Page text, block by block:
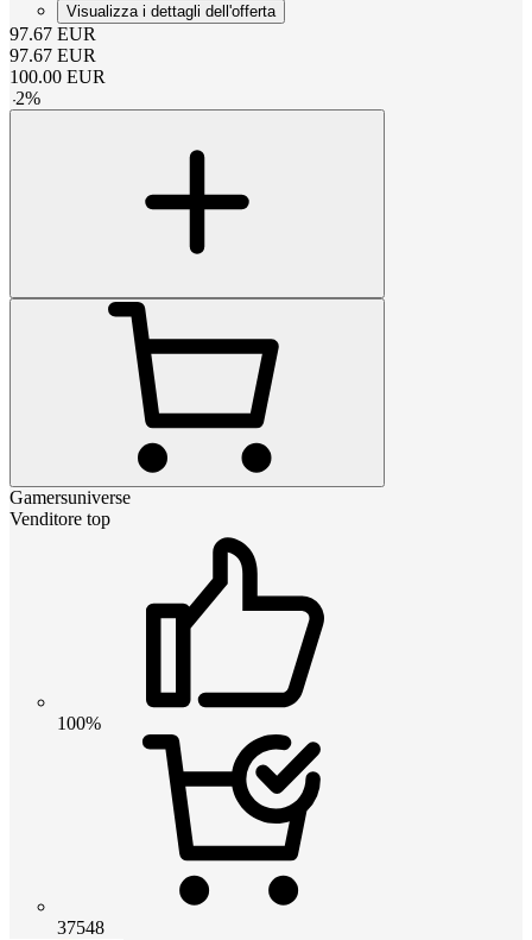
Visualizza i dettagli dell'offerta
97.67 EUR
97.67 EUR
100.00 EUR
-2%
Gamersuniverse
Venditore top
100%
37548